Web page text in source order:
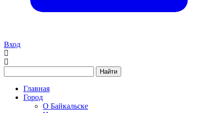
Вход
Найти
Главная
Город
О Байкальске